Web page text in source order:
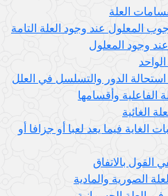
العلة
المعلول عند وجود العلة التامة
وجود المعلول
الدور والتسلسل في العلل
وأقسامها
الغائية
الغاية فيما يعد لعبا أو جزافا أو
القول بالاتفاق
الصورية والمادية